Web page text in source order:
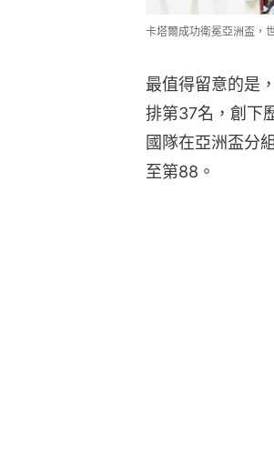
卡塔爾成功衛冕亞洲盃，
最值得留意的是
排第37名，創下
國隊在亞洲盃分
至第88。